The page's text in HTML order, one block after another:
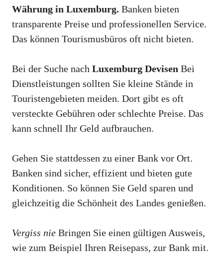
Währung in Luxemburg. Banken bieten
transparente Preise und professionellen Service.
Das können Tourismusbüros oft nicht bieten.
Bei der Suche nach Luxemburg Devisen Bei
Dienstleistungen sollten Sie kleine Stände in
Touristengebieten meiden. Dort gibt es oft
versteckte Gebühren oder schlechte Preise. Das
kann schnell Ihr Geld aufbrauchen.
Gehen Sie stattdessen zu einer Bank vor Ort.
Banken sind sicher, effizient und bieten gute
Konditionen. So können Sie Geld sparen und
gleichzeitig die Schönheit des Landes genießen.
Vergiss nie Bringen Sie einen gültigen Ausweis,
wie zum Beispiel Ihren Reisepass, zur Bank mit.